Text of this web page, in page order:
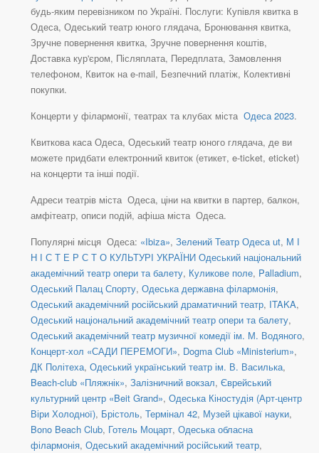
будь-яким перевізником по Україні. Послуги: Купівля квитка в
Одеса, Одеський театр юного глядача, Бронювання квитка,
Зручне повернення квитка, Зручне повернення коштів,
Доставка кур'єром, Післяплата, Передплата, Замовлення
телефоном, Квиток на e-mail, Безпечний платіж, Колективні
покупки.
Концерти у філармонії, театрах та клубах міста Одеса 2023.
Квиткова каса Одеса, Одеський театр юного глядача, де ви
можете придбати електронний квиток (етикет, e-ticket, eticket)
на концерти та інші події.
Адреси театрів міста Одеса, ціни на квитки в партер, балкон,
амфітеатр, описи подій, афіша міста Одеса.
Популярні місця Одеса: «Ibiza», Зелений Театр Одеса ut, М І
Н І С Т Е Р С Т О КУЛЬТУРІ УКРАЇНИ Одеський національний
академічний театр опери та балету, Куликове поле, Palladium,
Одеський Палац Спорту, Одеська державна філармонія,
Одеський академічний російський драматичний театр, ITAKA,
Одеський національний академічний театр опери та балету,
Одеський академічний театр музичної комедії ім. М. Водяного,
Концерт-хол «САДИ ПЕРЕМОГИ», Dogma Club «Ministerium»,
ДК Політеха, Одеський український театр ім. В. Василька,
Beach-club «Пляжнік», Залізничний вокзал, Єврейський
культурний центр «Beit Grand», Одеська Кіностудія (Арт-центр
Віри Холодної), Брістоль, Термінал 42, Музей цікавої науки,
Bono Beach Club, Готель Моцарт, Одеська обласна
філармонія, Одеський академічний російський театр,